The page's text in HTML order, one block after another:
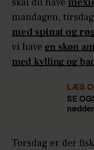
mandagen,
med spinat og
vi have en skøn
med kylling og
LÆS
SE
nødder
Torsdag er der